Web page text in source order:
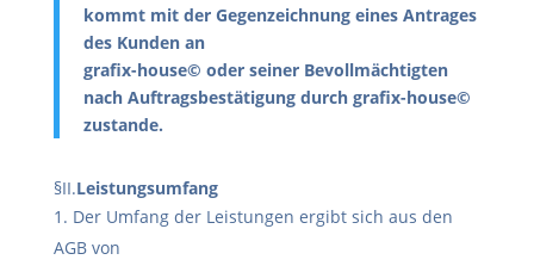
kommt mit der Gegenzeichnung eines Antrages
des Kunden an
grafix-house© oder seiner Bevollmächtigten
nach Auftragsbestätigung durch grafix-house©
zustande.
§II.Leistungsumfang
Der Umfang der Leistungen ergibt sich aus den
AGB von